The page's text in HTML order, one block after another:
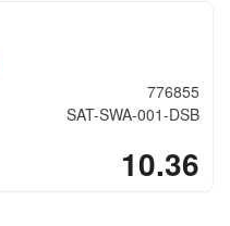
776855
SAT-SWA-001-DSB
10.36